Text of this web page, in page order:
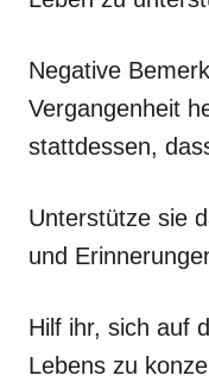
Negative
Vergangenheit
stattdessen,
Unterstütze sie
und
Hilf ihr, sich auf
Lebens zu